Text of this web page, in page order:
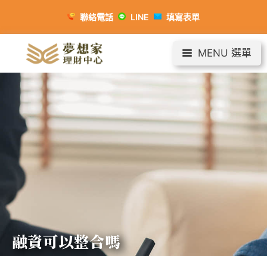
聯絡電話 LINE 填寫表單
MENU 選單
融資可以整合嗎